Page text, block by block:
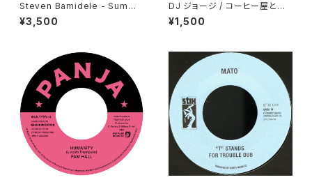
Steven Bamidele - Summi
ng Up "LP"
¥3,500
DJ ジョージ / コーヒー屋とレ
コード屋がやりたくてCD出しま
した
¥1,500